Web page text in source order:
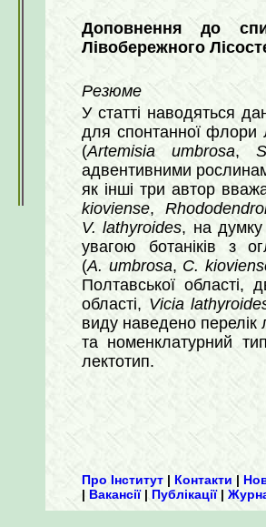
Доповнення до
Лівобережного
Резюме
У статті наводяться
для спонтанної флори
(Artemisia umbrosa,
адвентивними
як інші три автор
kioviense,
V. lathyroides, на
увагою ботаніків з
(A. umbrosa, C.
Полтавської області,
області, Vicia
виду наведено перелік
та номенклатурний
лектотип.
Про Інститут | Контакти |
| Вакансії| Публікації|